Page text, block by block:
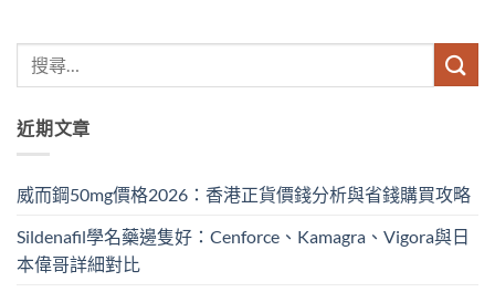
近期文章
威而鋼50mg價格2026：香港正貨價錢分析與省錢購買攻略
Sildenafil學名藥邊隻好：Cenforce、Kamagra、Vigora與日
本偉哥詳細對比